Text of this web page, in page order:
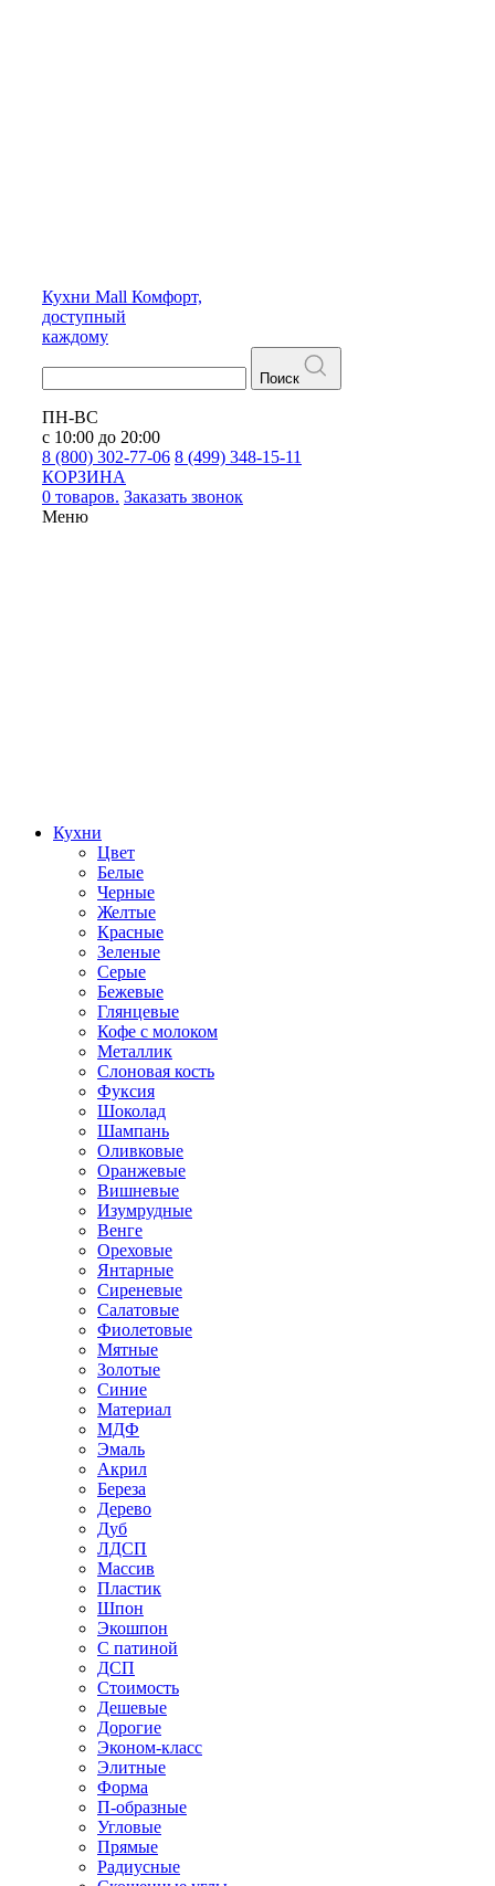
Кухни Mall Комфорт,
доступный
каждому
Поиск
ПН-ВС
с 10:00 до 20:00
8 (800) 302-77-06 8 (499) 348-15-11
КОРЗИНА
0 товаров. Заказать звонок
Меню
Кухни
Цвет
Белые
Черные
Желтые
Красные
Зеленые
Серые
Бежевые
Глянцевые
Кофе с молоком
Металлик
Слоновая кость
Фуксия
Шоколад
Шампань
Оливковые
Оранжевые
Вишневые
Изумрудные
Венге
Ореховые
Янтарные
Сиреневые
Салатовые
Фиолетовые
Мятные
Золотые
Синие
Материал
МДФ
Эмаль
Акрил
Береза
Дерево
Дуб
ЛДСП
Массив
Пластик
Шпон
Экошпон
С патиной
ДСП
Стоимость
Дешевые
Дорогие
Эконом-класс
Элитные
Форма
П-образные
Угловые
Прямые
Радиусные